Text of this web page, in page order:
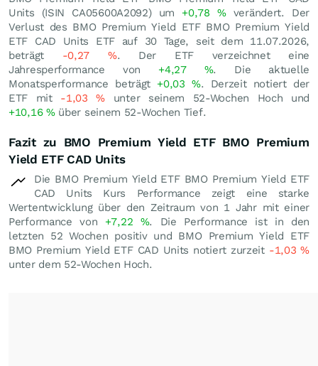
Units (ISIN CA05600A2092) um +0,78 %verändert. Der
Verlust des BMO Premium Yield ETF BMO Premium Yield
ETF CAD Units ETF auf 30 Tage, seit dem 11.07.2026,
beträgt -0,27 %. Der ETF verzeichnet eine
Jahresperformance von +4,27 %. Die aktuelle
Monatsperformance beträgt +0,03 %. Derzeit notiert der
ETF mit -1,03% unter seinem 52-Wochen Hoch und
+10,16 %über seinem 52-Wochen Tief.
Fazit zu BMO Premium Yield ETF BMO Premium
Yield ETF CAD Units
Die BMO Premium Yield ETF BMO Premium Yield ETF
CAD Units Kurs Performance zeigt eine starke
Wertentwicklung über den Zeitraum von 1 Jahr mit einer
Performance von +7,22 %. Die Performance ist in den
letzten 52 Wochen positiv und BMO Premium Yield ETF
BMO Premium Yield ETF CAD Units notiert zurzeit -1,03%
unter dem 52-Wochen Hoch.